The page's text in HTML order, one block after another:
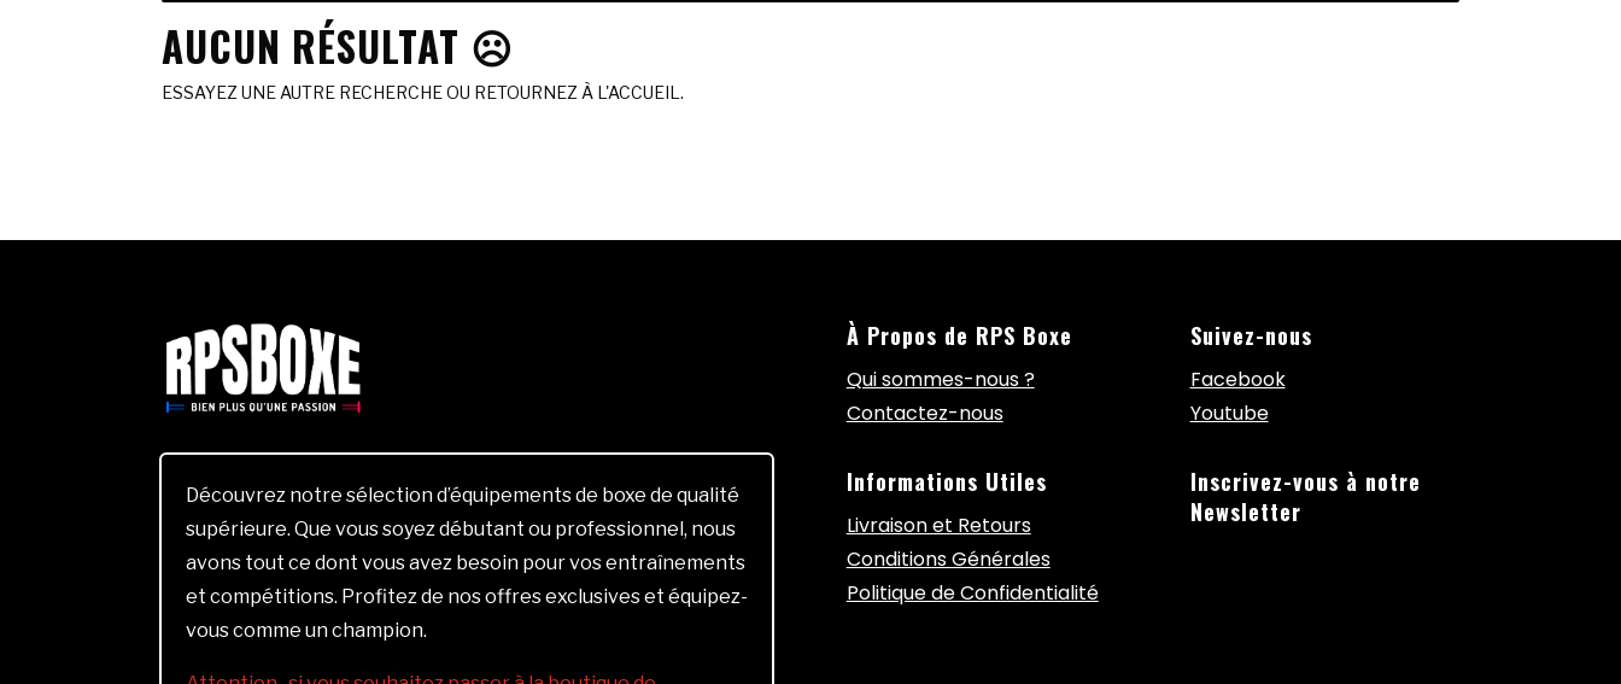
AUCUN RÉSULTAT ☹️
ESSAYEZ UNE AUTRE RECHERCHE OU RETOURNEZ À L'ACCUEIL.
Découvrez notre sélection d’équipements de boxe de qualité
supérieure. Que vous soyez débutant ou professionnel, nous
avons tout ce dont vous avez besoin pour vos entraînements
et compétitions. Profitez de nos offres exclusives et équipez-
vous comme un champion.
À Propos de RPS Boxe
Qui sommes-nous ?
Contactez-nous
Informations Utiles
Livraison et Retours
Conditions Générales
Politique de Confidentialité
Suivez-nous
Facebook
Youtube
Inscrivez-vous à notre
Newsletter